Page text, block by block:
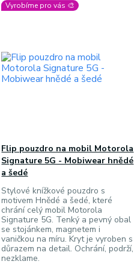
Vyrobíme pro vás 🎨
Flip pouzdro na mobil Motorola
Signature 5G - Mobiwear hnědé
a šedé
Stylové knížkové pouzdro s
motivem Hnědé a šedé, které
chrání celý mobil Motorola
Signature 5G. Tenký a pevný obal
se stojánkem, magnetem i
vaničkou na míru. Kryt je vyroben s
důrazem na detail. Ochrání, podrží,
nezklame.